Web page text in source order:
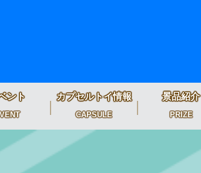
ント カプセルトイ情報
CAPSULE
景品紹介
PRIZE